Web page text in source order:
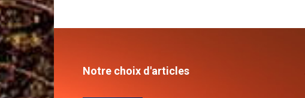
Notre choix d'articles